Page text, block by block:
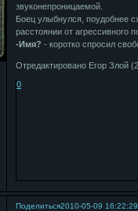
звуконепроницаемой.
Боец улыбнулся, поудобнее
расстоянии от агрессивного
-Имя? - коротко спросил
Отредактировано Егор Злой
0
Поделиться2010-05-09 16:22:29